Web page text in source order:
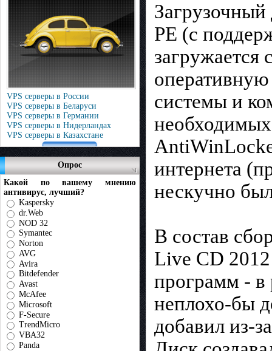
VPS серверы в России
VPS серверы в Беларуси
VPS серверы в Германии
VPS серверы в Нидерландах
VPS серверы в Казахстане
Опрос
Какой по вашему мнению
антивирус, лучший?
Kaspersky
dr.Web
NOD 32
Symantec
Norton
AVG
Avira
Bitdefender
Avast
McAfee
Microsoft
F-Secure
TrendMicro
VBA32
Panda
PE (с
загружается
системы и
интернета
нескучно
В состав
Live CD
программ - в
неплохо-бы
добавил из-